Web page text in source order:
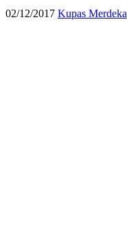
02/12/2017 Kupas Merdeka